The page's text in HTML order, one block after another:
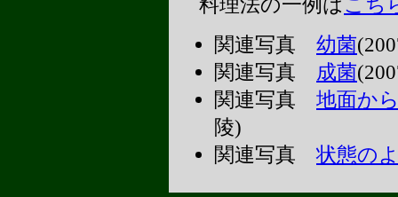
関連写真 幼菌
関連写真 成菌
関連写真 地面か
陵)
関連写真状態の